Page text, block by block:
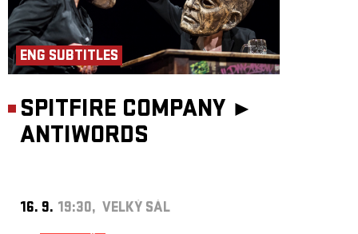
ENG SUBTITLES
SPITFIRE COMPANY ►
ANTIWORDS
16. 9. 19:30, VELKÝ SÁL